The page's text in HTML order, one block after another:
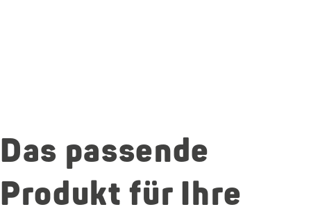
Das passende
Produkt für Ihre